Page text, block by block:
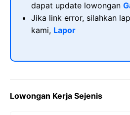
dapat update lowongan
Jika link error, silahkan
kami, Lapor
Lowongan Kerja Sejenis